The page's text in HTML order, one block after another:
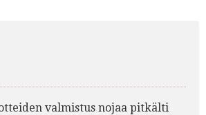
valmistus nojaa pitkälti